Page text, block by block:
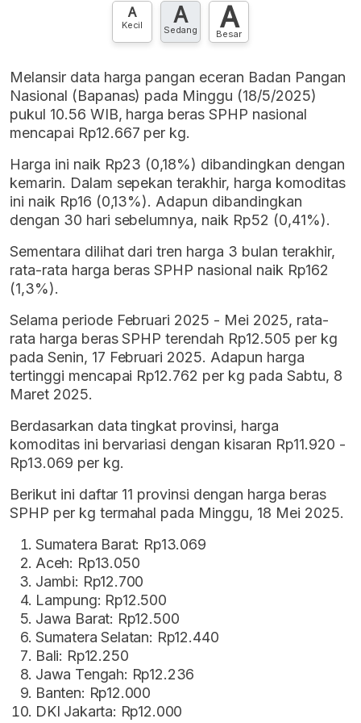
A
Kecil A
Sedang A
Besar
Melansir data harga pangan eceran Badan Pangan
Nasional (Bapanas) pada Minggu (18/5/2025)
pukul 10.56 WIB, harga beras SPHP nasional
mencapai Rp12.667 per kg.
Harga ini naik Rp23 (0,18%) dibandingkan dengan
kemarin. Dalam sepekan terakhir, harga komoditas
ini naik Rp16 (0,13%). Adapun dibandingkan
dengan 30 hari sebelumnya, naik Rp52 (0,41%).
Sementara dilihat dari tren harga 3 bulan terakhir,
rata-rata harga beras SPHP nasional naik Rp162
(1,3%).
Selama periode Februari 2025 - Mei 2025, rata-
rata harga beras SPHP terendah Rp12.505 per kg
pada Senin, 17 Februari 2025. Adapun harga
tertinggi mencapai Rp12.762 per kg pada Sabtu, 8
Maret 2025.
Berdasarkan data tingkat provinsi, harga
komoditas ini bervariasi dengan kisaran Rp11.920 -
Rp13.069 per kg.
Berikut ini daftar 11 provinsi dengan harga beras
SPHP per kg termahal pada Minggu, 18 Mei 2025.
Sumatera Barat: Rp13.069
Aceh: Rp13.050
Jambi: Rp12.700
Lampung: Rp12.500
Jawa Barat: Rp12.500
Sumatera Selatan: Rp12.440
Bali: Rp12.250
Jawa Tengah: Rp12.236
Banten: Rp12.000
DKI Jakarta: Rp12.000